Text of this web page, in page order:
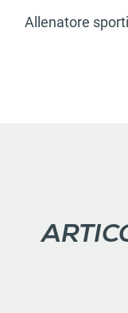
Allenatore